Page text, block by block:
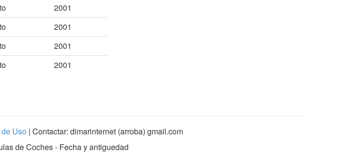
2001
2001
2001
2001
Uso | Contactar: dimarinternet (arroba) gmail.com
de Coches - Fecha y antiguedad